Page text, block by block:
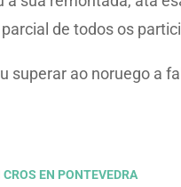
de todos os
superar ao noruego a
EN PONTEVEDRA